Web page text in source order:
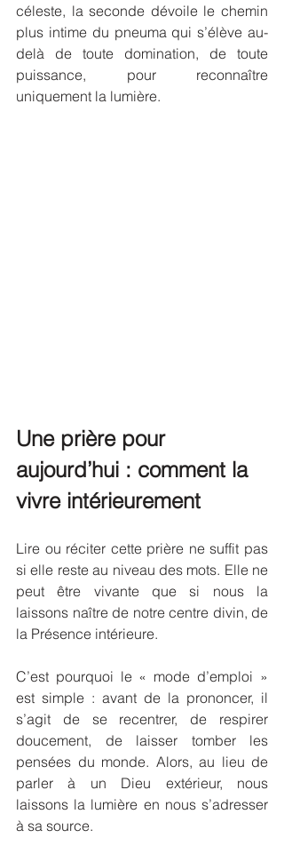
céleste, la seconde dévoile le chemin
plus intime du pneuma qui s’élève au-
delà de toute domination, de toute
puissance, pour reconnaître
uniquement la lumière.
Une prière pour
aujourd’hui : comment la
vivre intérieurement
Lire ou réciter cette prière ne suffit pas
si elle reste au niveau des mots. Elle ne
peut être vivante que si nous la
laissons naître de notre centre divin, de
la Présence intérieure.
C’est pourquoi le « mode d’emploi »
est simple : avant de la prononcer, il
s’agit de se recentrer, de respirer
doucement, de laisser tomber les
pensées du monde. Alors, au lieu de
parler à un Dieu extérieur, nous
laissons la lumière en nous s’adresser
à sa source.